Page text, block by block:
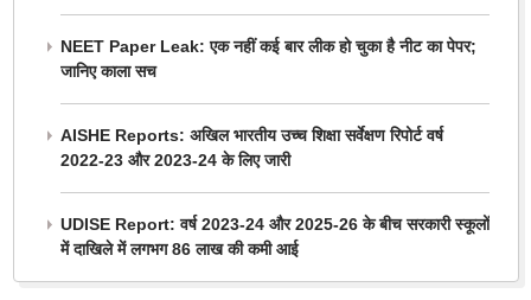
NEET Paper Leak: एक नहीं कई बार लीक हो चुका है नीट का पेपर;
जानिए काला सच
AISHE Reports: अखिल भारतीय उच्च शिक्षा सर्वेक्षण रिपोर्ट वर्ष
2022-23 और 2023-24 के लिए जारी
UDISE Report: वर्ष 2023-24 और 2025-26 के बीच सरकारी स्कूलों
में दाखिले में लगभग 86 लाख की कमी आई